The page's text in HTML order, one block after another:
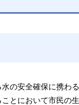
の安全確保に携わ
とにおいて市民の